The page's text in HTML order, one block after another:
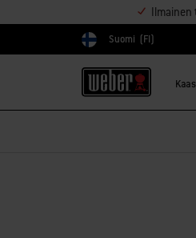
Ilmainen
Valitse maa
Suomi (FI)